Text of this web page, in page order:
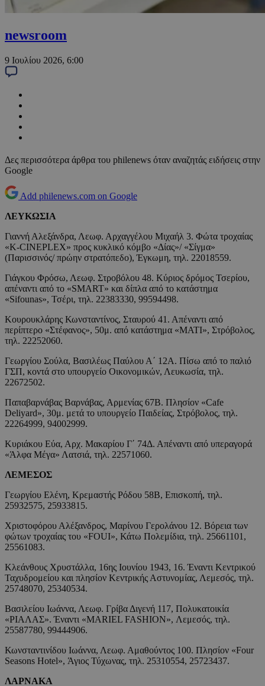
newsroom
9 Ιουλίου 2026, 6:00
Δες περισσότερα άρθρα του philenews όταν αναζητάς ειδήσεις στην
Google
Add philenews.com on Google
ΛΕΥΚΩΣΙΑ
Γιαννή Αλεξάνδρα, Λεωφ. Αρχαγγέλου Μιχαήλ 3. Φώτα τροχαίας
«K-CINEPLEX» προς κυκλικό κόμβο «Δίας»/ «Σίγμα»
(Παρισσινός/ πρώην στρατόπεδο), Έγκωμη, τηλ. 22018559.
Γιάγκου Φρόσω, Λεωφ. Στροβόλου 48. Kύριος δρόμος Τσερίου,
απέναντι από το «SMART» και δίπλα από το κατάστημα
«Sifounas», Τσέρι, τηλ. 22383330, 99594498.
Κουρουκλάρης Κωνσταντίνος, Σταυρού 41. Απέναντι από
περίπτερο «Στέφανος», 50μ. από κατάστημα «ΜΑΤΙ», Στρόβολος,
τηλ. 22252060.
Γεωργίου Σούλα, Βασιλέως Παύλου Α΄ 12Α. Πίσω από το παλιό
ΓΣΠ, κοντά στο υπουργείο Οικονομικών, Λευκωσία, τηλ.
22672502.
Παπαβαρνάβας Βαρνάβας, Αρμενίας 67Β. Πλησίον «Cafe
Deliyard», 30μ. μετά το υπουργείο Παιδείας, Στρόβολος, τηλ.
22264999, 94002999.
Κυριάκου Εύα, Αρχ. Μακαρίου Γ΄ 74Δ. Απέναντι από υπεραγορά
«Άλφα Μέγα» Λατσιά, τηλ. 22571060.
ΛΕΜΕΣΟΣ
Γεωργίου Ελένη, Κρεμαστής Ρόδου 58Β, Επισκοπή, τηλ.
25932575, 25933815.
Χριστοφόρου Αλέξανδρος, Μαρίνου Γερολάνου 12. Βόρεια των
φώτων τροχαίας του «FOUI», Κάτω Πολεμίδια, τηλ. 25661101,
25561083.
Κλεάνθους Χρυστάλλα, 16ης Ιουνίου 1943, 16. Έναντι Κεντρικού
Ταχυδρομείου και πλησίον Κεντρικής Αστυνομίας, Λεμεσός, τηλ.
25748070, 25340534.
Βασιλείου Ιωάννα, Λεωφ. Γρίβα Διγενή 117, Πολυκατοικία
«ΡΙΑΛΑΣ». Έναντι «MARIEL FASHION», Λεμεσός, τηλ.
25587780, 99444906.
Κωνσταντινίδου Ιωάννα, Λεωφ. Αμαθούντος 100. Πλησίον «Four
Seasons Hotel», Άγιος Τύχωνας, τηλ. 25310554, 25723437.
ΛΑΡΝΑΚΑ